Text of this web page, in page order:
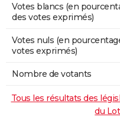
Votes blancs (en
des votes exprimés)
Votes nuls (en
votes exprimés)
Nombre de votants
Tous les résultats des
du